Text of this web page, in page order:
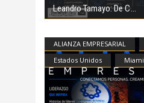
Leandro Tamayo: De C
ALIANZA EMPRESARIAL
Estados Unidos
Miami